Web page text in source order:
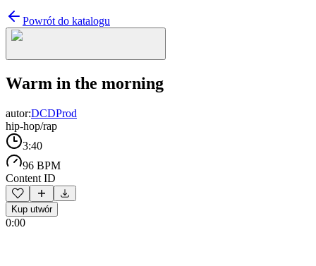
Powrót do katalogu
Warm in the morning
autor:DCDProd
hip-hop/rap
3:40
96 BPM
Content ID
Kup utwór
0:00